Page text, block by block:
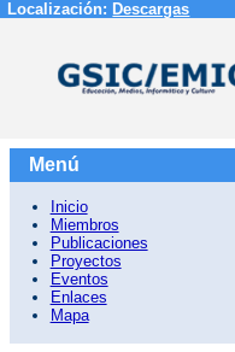
Localización: Descargas
Menú
Inicio
Miembros
Publicaciones
Proyectos
Eventos
Enlaces
Mapa